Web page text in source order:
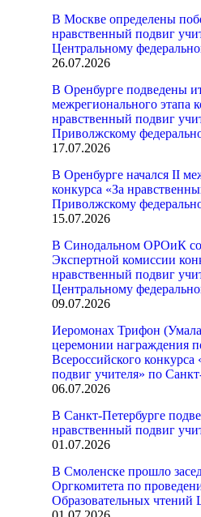
В Москве определены
нравственный подвиг
Центральному
26.07.2026
В Оренбурге подведены
межрегионального этапа
нравственный подвиг
Приволжскому
17.07.2026
В Оренбурге начался II
конкурса «За
Приволжскому
15.07.2026
В Синодальном ОРОиК
Экспертной комиссии
нравственный подвиг
Центральному
09.07.2026
Иеромонах Трифон
церемонии награждения
Всероссийского конкурса
подвиг учителя» по
06.07.2026
В Санкт-Петербурге
нравственный подвиг
01.07.2026
В Смоленске прошло
Оргкомитета по
Образовательных